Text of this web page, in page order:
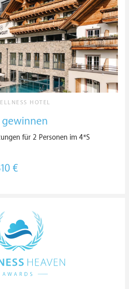
HOTEL
gewinnen
für 2 Personen im 4*S
€